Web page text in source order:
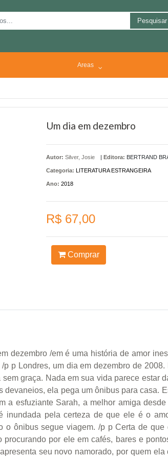
Pesquisar
Areas
Um dia em dezembro
Autor: Silver, Josie | Editora: BERTRAND
Categoria: LITERATURA ESTRANGEIRA
Ano: 2018
R$ 67,00
Comprar
dezembro /em é uma história de amor
p Londres, um dia em dezembro de
graça. Nada em sua vida parece estar
ela pega um ônibus para casa.
a esfuziante Sarah, a melhor amiga
inundada pela certeza de que ele é o
ônibus segue viagem. /p p Certa de
por ele em cafés, bares e
seu novo namorado, por quem